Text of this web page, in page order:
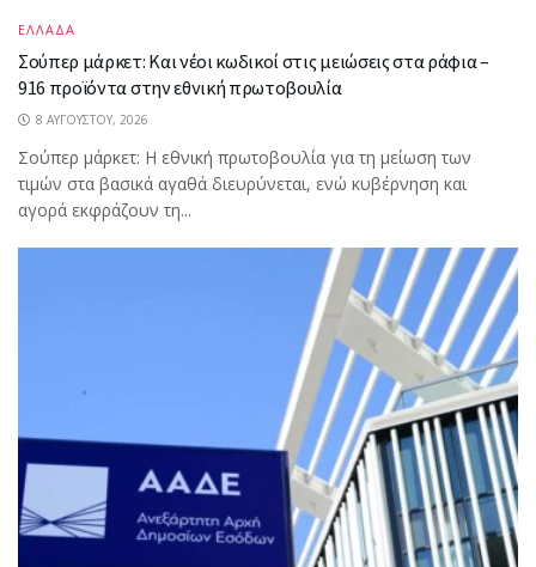
ΕΛΛΑΔΑ
Σούπερ μάρκετ: Και νέοι κωδικοί στις μειώσεις στα ράφια –
916 προϊόντα στην εθνική πρωτοβουλία
8 ΑΥΓΟΎΣΤΟΥ, 2026
Σούπερ μάρκετ: Η εθνική πρωτοβουλία για τη μείωση των
τιμών στα βασικά αγαθά διευρύνεται, ενώ κυβέρνηση και
αγορά εκφράζουν τη...